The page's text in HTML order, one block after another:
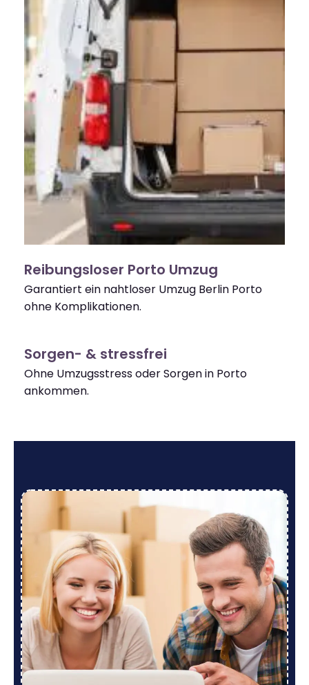
Reibungsloser Porto Umzug
Garantiert ein nahtloser Umzug Berlin Porto
ohne Komplikationen.
Sorgen- & stressfrei
Ohne Umzugsstress oder Sorgen in Porto
ankommen.